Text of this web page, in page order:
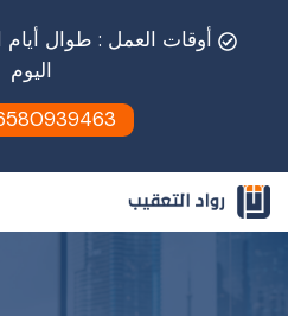
اليوم